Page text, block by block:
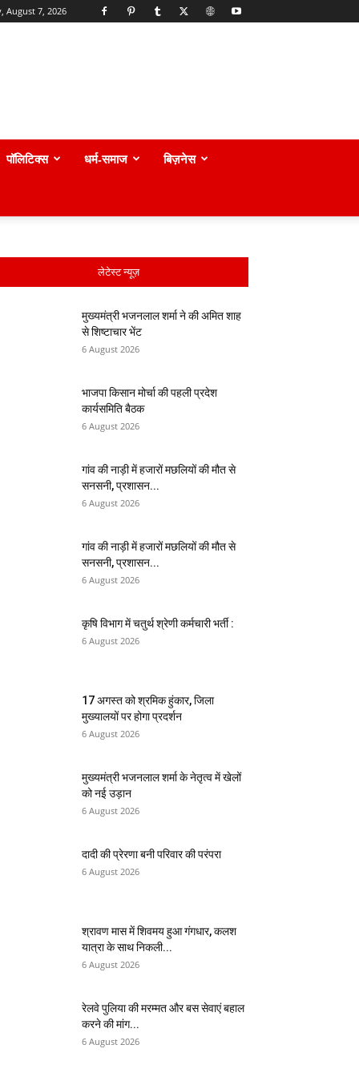
August 7, 2026
पॉलिटिक्स धर्म-समाज बिज़नेस
लेटेस्ट न्यूज़
मुख्यमंत्री भजनलाल शर्मा ने की अमित शाह
से शिष्टाचार भेंट
6 August 2026
भाजपा किसान मोर्चा की पहली प्रदेश
कार्यसमिति बैठक
6 August 2026
गांव की नाड़ी में हजारों मछलियों की मौत से
सनसनी, प्रशासन...
6 August 2026
गांव की नाड़ी में हजारों मछलियों की मौत से
सनसनी, प्रशासन...
6 August 2026
कृषि विभाग में चतुर्थ श्रेणी कर्मचारी भर्ती :
6 August 2026
17 अगस्त को श्रमिक हुंकार, जिला
मुख्यालयों पर होगा प्रदर्शन
6 August 2026
मुख्यमंत्री भजनलाल शर्मा के नेतृत्व में खेलों
को नई उड़ान
6 August 2026
दादी की प्रेरणा बनी परिवार की परंपरा
6 August 2026
श्रावण मास में शिवमय हुआ गंगधार, कलश
यात्रा के साथ निकली...
6 August 2026
रेलवे पुलिया की मरम्मत और बस सेवाएं बहाल
करने की मांग...
6 August 2026